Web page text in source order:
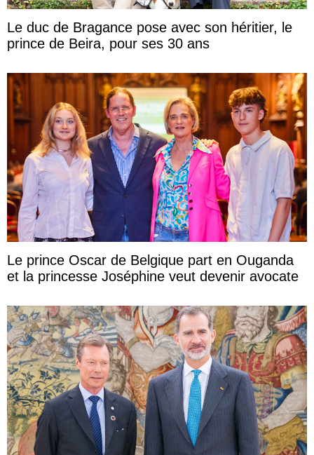
Le duc de Bragance pose avec son héritier, le
prince de Beira, pour ses 30 ans
Le prince Oscar de Belgique part en Ouganda
et la princesse Joséphine veut devenir avocate